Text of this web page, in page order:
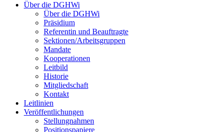
Über die DGHWi
Über die DGHWi
Präsidium
Referentin und Beauftragte
Sektionen/Arbeitsgruppen
Mandate
Kooperationen
Leitbild
Historie
Mitgliedschaft
Kontakt
Leitlinien
Veröffentlichungen
Stellungnahmen
Positionspapiere